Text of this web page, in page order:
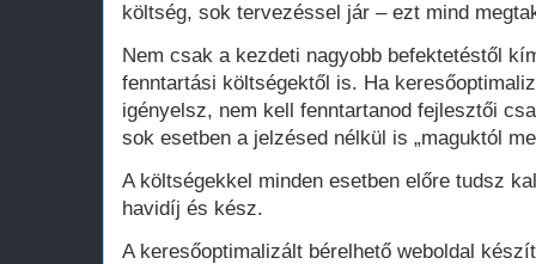
költség, sok tervezéssel jár – ezt mind
Nem csak a kezdeti nagyobb befektetéstől
fenntartási költségektől is. Ha
igényelsz, nem kell fenntartanod fejlesztői
sok esetben a jelzésed nélkül is „maguktól
A költségekkel minden esetben előre tudsz
havidíj és kész.
A keresőoptimalizált bérelhető weboldal